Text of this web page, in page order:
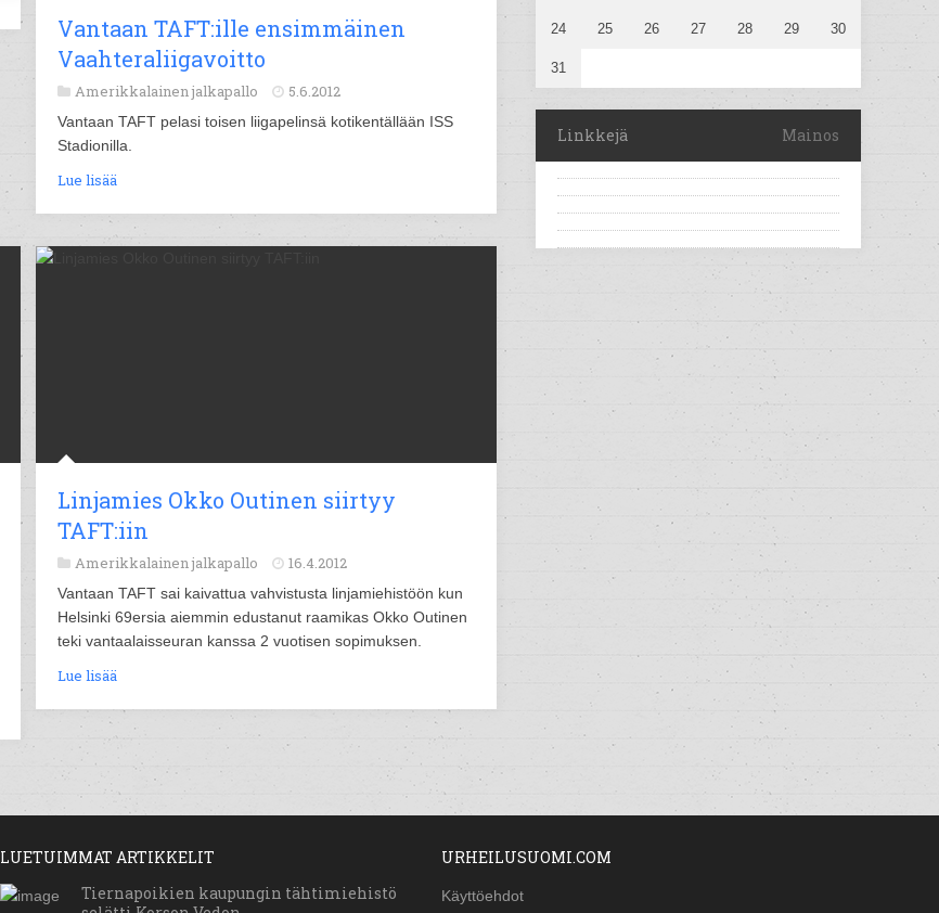
Vantaan TAFT:ille ensimmäinen
Vaahteraliigavoitto
Amerikkalainen jalkapallo 5.6.2012
Vantaan TAFT pelasi toisen liigapelinsä kotikentällään ISS
Stadionilla.
Lue lisää
Linjamies Okko Outinen siirtyy
TAFT:iin
Amerikkalainen jalkapallo 16.4.2012
Vantaan TAFT sai kaivattua vahvistusta linjamiehistöön kun
Helsinki 69ersia aiemmin edustanut raamikas Okko Outinen
teki vantaalaisseuran kanssa 2 vuotisen sopimuksen.
Lue lisää
24 25 26 27 28 29 30
31
Linkkejä Mainos
LUETUIMMAT ARTIKKELIT
Tiernapoikien kaupungin tähtimiehistö
URHEILUSUOMI.COM
Käyttöehdot